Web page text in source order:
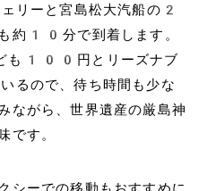
リーと宮島松大汽船の2
約10分で到着します。
も100円とリーズナブ
るので、待ち時間も少な
ながら、世界遺産の厳島神
です。